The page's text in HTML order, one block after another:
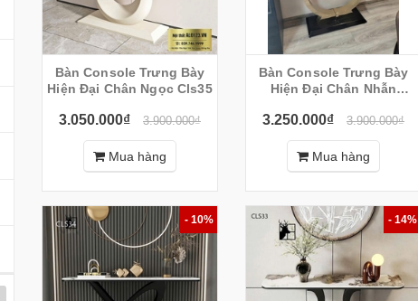
Bàn Console Trưng Bày
Hiện Đại Chân Ngọc Cls35
3.050.000₫ 3.900.000₫
Mua hàng
Bàn Console Trưng Bày
Hiện Đại Chân Nhẫn
3.250.000₫ 3.900.000₫
Mua hàng
- 10% - 14%